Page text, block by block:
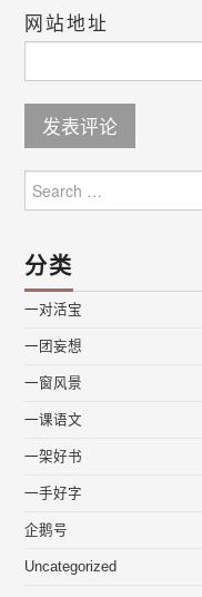
网站地址
for:
分类
一对活宝
一团妄想
一窗风景
一课语文
一架好书
一手好字
企鹅号
Uncategorized